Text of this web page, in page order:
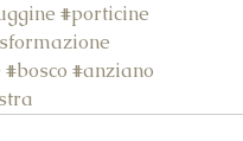
#porticine
#bosco #anziano